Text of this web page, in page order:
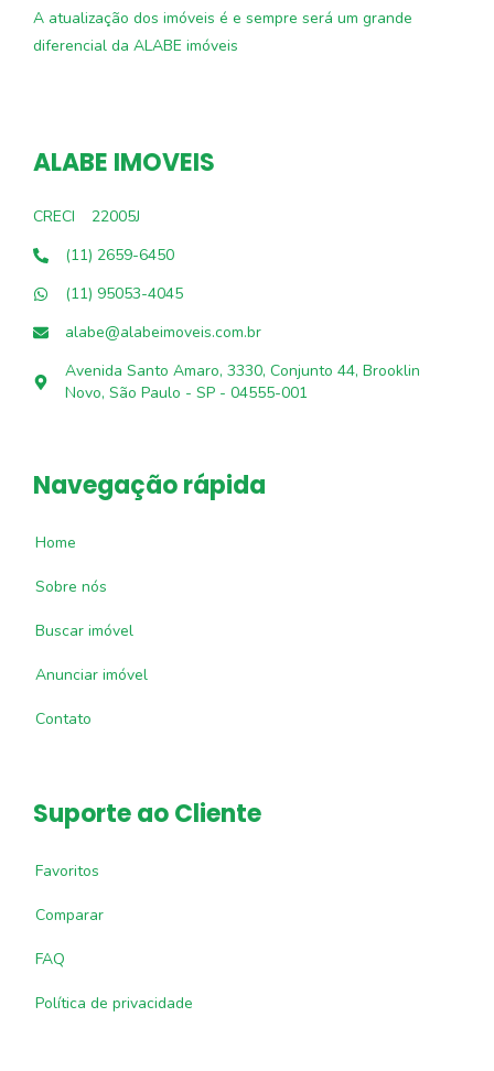
A atualização dos imóveis é e sempre será um grande
diferencial da ALABE imóveis
ALABE IMOVEIS
CRECI
22005J
(11) 2659-6450
(11) 95053-4045
alabe@alabeimoveis.com.br
Avenida Santo Amaro, 3330, Conjunto 44, Brooklin
Novo, São Paulo - SP - 04555-001
Navegação rápida
Home
Sobre nós
Buscar imóvel
Anunciar imóvel
Contato
Suporte ao Cliente
Favoritos
Comparar
FAQ
Política de privacidade